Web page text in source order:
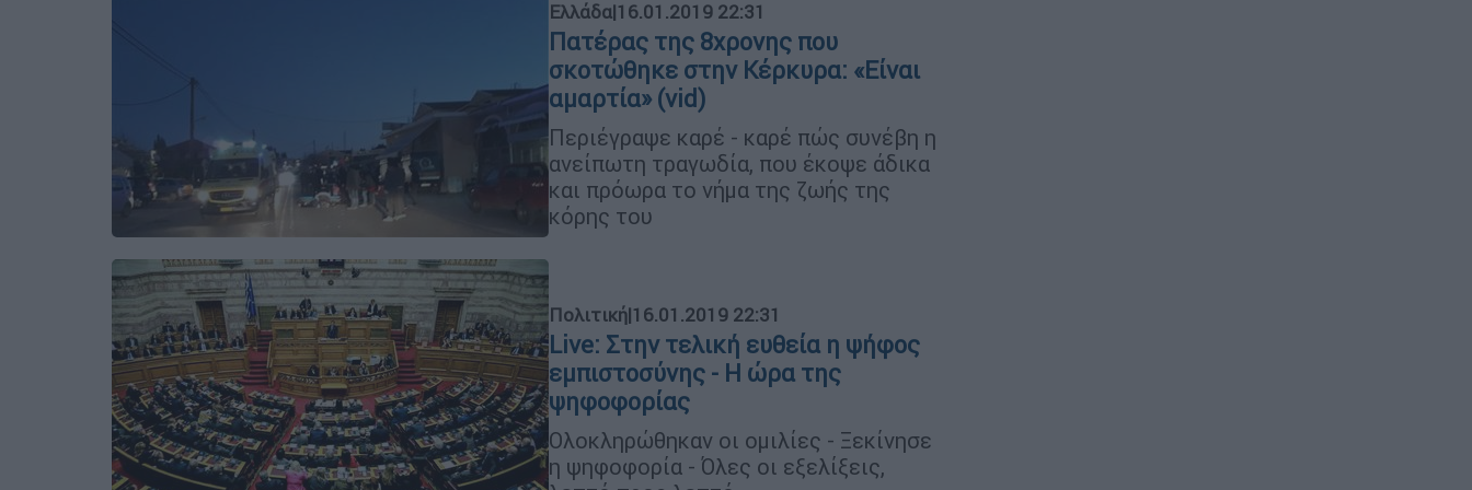
Ελλάδα|16.01.2019 22:31
Πατέρας της 8χρονης που
σκοτώθηκε στην Κέρκυρα: «Είναι
αμαρτία» (vid)
Περιέγραψε καρέ - καρέ πώς συνέβη η
ανείπωτη τραγωδία, που έκοψε άδικα
και πρόωρα το νήμα της ζωής της
κόρης του
Πολιτική|16.01.2019 22:31
Live: Στην τελική ευθεία η ψήφος
εμπιστοσύνης - Η ώρα της
ψηφοφορίας
Ολοκληρώθηκαν οι ομιλίες - Ξεκίνησε
η ψηφοφορία - Όλες οι εξελίξεις,